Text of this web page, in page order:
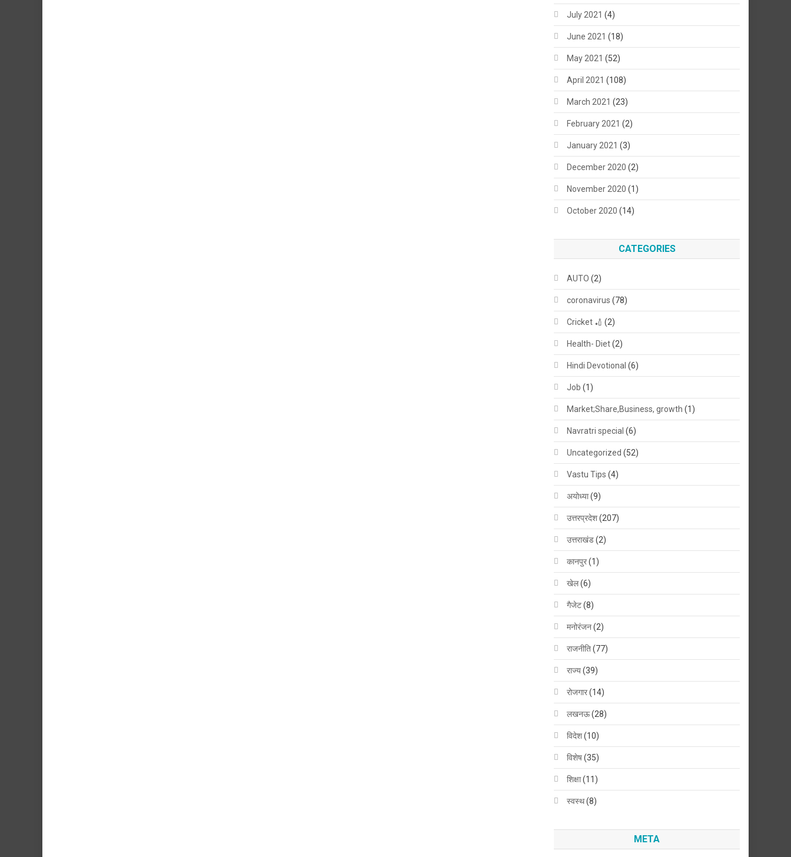
July 2021 (4)
June 2021 (18)
May 2021 (52)
April 2021 (108)
March 2021 (23)
February 2021 (2)
January 2021 (3)
December 2020 (2)
November 2020 (1)
October 2020 (14)
CATEGORIES
AUTO (2)
coronavirus (78)
Cricket 🏏 (2)
Health- Diet(2)
Hindi Devotional (6)
Job (1)
Market;Share,Business, growth (1)
Navratri special (6)
Uncategorized (52)
Vastu Tips (4)
अयोध्या(9)
उत्तरप्रदेश(207)
उत्तराखंड(2)
कानपुर(1)
खेल(6)
गैजेट(8)
मनोरंजन(2)
राजनीति(77)
राज्य(39)
रोजगार(14)
लखनऊ(28)
विदेश(10)
विशेष(35)
शिक्षा(11)
स्वस्थ(8)
META